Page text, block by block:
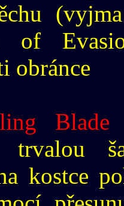
of
obránce
Blade
trvalou
kostce